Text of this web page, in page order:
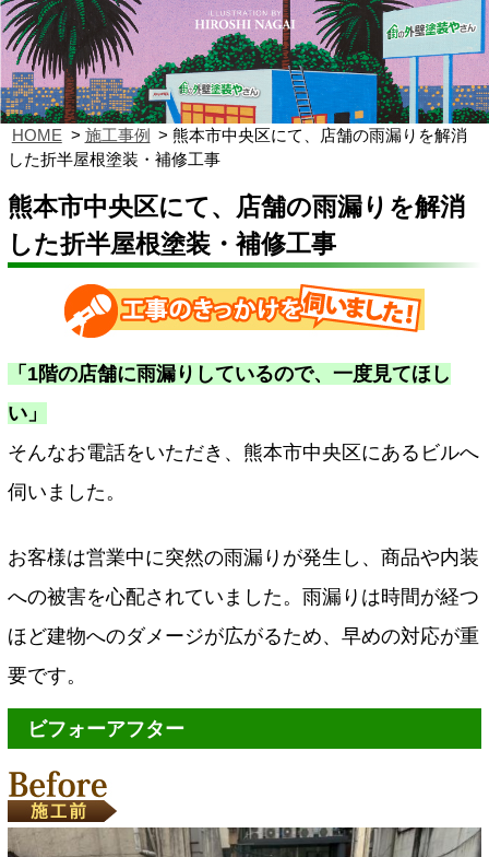
HOME 施工事例
熊本市中央区にて、店舗の雨漏りを解消
した折半屋根塗装・補修工事
熊本市中央区にて、店舗の雨漏りを解消
した折半屋根塗装・補修工事
「1階の店舗に雨漏りしているので、一度見てほし
い」
そんなお電話をいただき、熊本市中央区にあるビルへ
伺いました。
お客様は営業中に突然の雨漏りが発生し、商品や内装
への被害を心配されていました。雨漏りは時間が経つ
ほど建物へのダメージが広がるため、早めの対応が重
要です。
ビフォーアフター